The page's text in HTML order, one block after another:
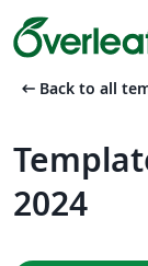
arrow_left_alt Back to all
2024